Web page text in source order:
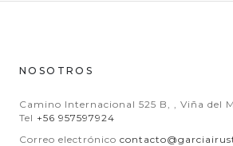
NOSOTROS
Camino Internacional 525 B, , Viña del
Tel +56 957597924
Correo electrónico